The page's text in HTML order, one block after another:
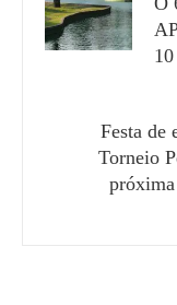
Festa de
Torneio